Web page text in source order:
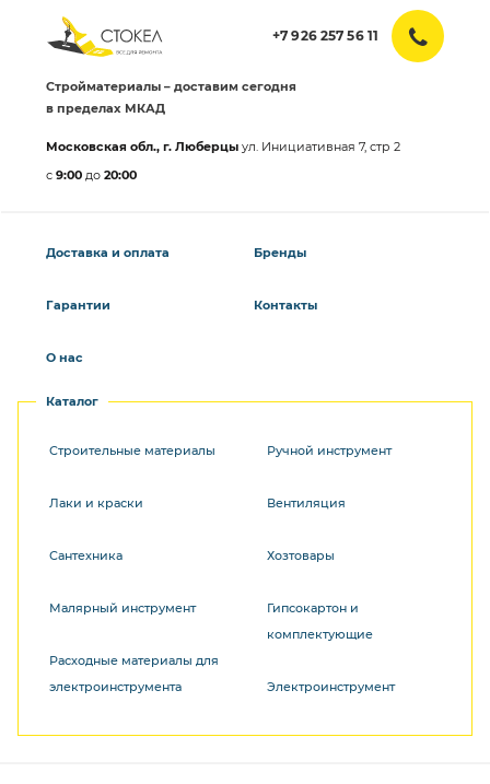
+7 926 257 56 11
Стройматериалы – доставим сегодня
в пределах МКАД
Московская обл., г. Люберцы ул. Инициативная 7, стр 2
с 9:00 до 20:00
Доставка и оплата
Гарантии
О нас
Бренды
Контакты
Каталог
Строительные материалы
Лаки и краски
Сантехника
Малярный инструмент
Расходные материалы для
электроинструмента
Ручной инструмент
Вентиляция
Хозтовары
Гипсокартон и
комплектующие
Электроинструмент